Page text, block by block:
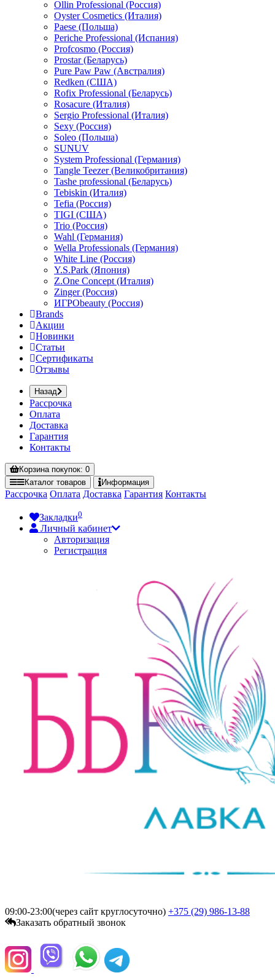
Ollin Professional (Россия)
Oyster Cosmetics (Италия)
Paese (Польша)
Periche Professional (Испания)
Profcosmo (Россия)
Prostar (Беларусь)
Pure Paw Paw (Австралия)
Redken (США)
Rofix Professional (Беларусь)
Rosacure (Италия)
Sergio Professional (Италия)
Sexy (Россия)
Soleo (Польша)
SUNUV
System Professional (Германия)
Tangle Teezer (Великобритания)
Tashe professional (Беларусь)
Tebiskin (Италия)
Tefia (Россия)
TIGI (США)
Trio (Россия)
Wahl (Германия)
Wella Professionals (Германия)
White Line (Россия)
Y.S.Park (Япония)
Z.One Concept (Италия)
Zinger (Россия)
ИГРОbeauty (Россия)
Brands
Акции
Новинки
Статьи
Сертификаты
Отзывы
Назад
Рассрочка
Оплата
Доставка
Гарантия
Контакты
Корзинапокупок: 0
Каталог товаров Информация
Рассрочка Оплата Доставка Гарантия Контакты
Закладки0
Личный кабинет
Авторизация
Регистрация
09:00-23:00(через сайт круглосуточно) +375 (29) 986-13-88
Заказать обратный звонок